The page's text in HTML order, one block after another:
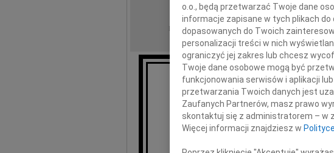
REGION: Warszawa
DATA EMISJI: 13.11.2010
Ani, Ali, Małgosi,
wyrazy żalu i głębokiego
o.o., będą przetwarzać Twoje dane
informacje zapisane w tych plikach
dopasowanych do Twoich
personalizacji treści w nich
ograniczyć jej zakres lub chcesz
Twoje dane osobowe mogą być
funkcjonowania serwisów i aplikacji
przetwarzania Twoich danych jest
Zaufanych Partnerów, masz prawo
skontaktuj się z administratorem – w
Więcej informacji znajdziesz w